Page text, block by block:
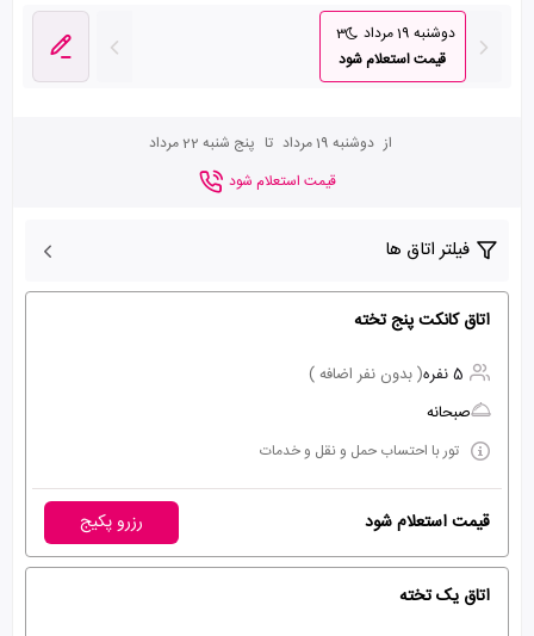
دوشنبه 19 مرداد
3
قیمت استعلام شود
از دوشنبه 19 مرداد تا پنج شنبه 22 مرداد
قیمت استعلام شود
فیلتر اتاق ها
اتاق کانکت پنج تخته
5 نفره
( بدون نفر اضافه )
صبحانه
تور با احتساب حمل و نقل و خدمات
قیمت استعلام شود رزرو پکیج
اتاق یک تخته